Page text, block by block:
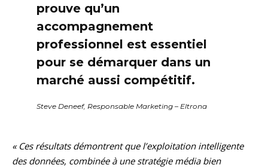
prouve qu’un
accompagnement
professionnel est essentiel
pour se démarquer dans un
marché aussi compétitif.
Steve Deneef, Responsable Marketing – Eltrona
« Ces résultats démontrent que l’exploitation intelligente
des données, combinée à une stratégie média bien